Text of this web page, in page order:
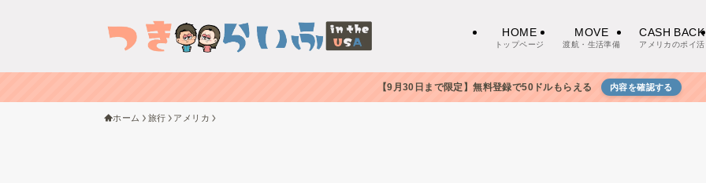
HOME
トップページ
MOVE
渡航・生活準備
CASH BACK
アメリカのポイ活
【9月30日まで限定】無料登録で50ドルもらえる 内容を確認する
ホーム 旅行 アメリカ